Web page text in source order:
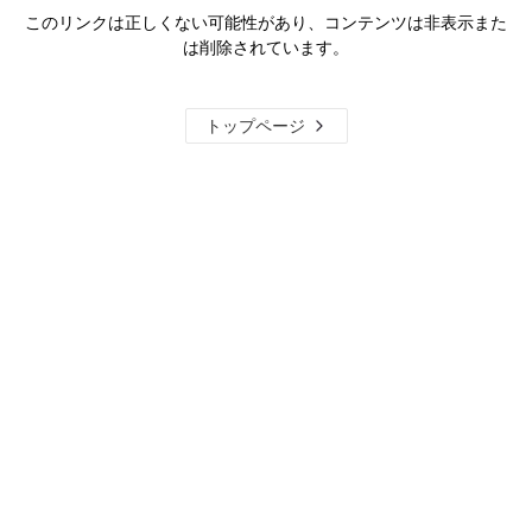
このリンクは正しくない可能性があり、コンテンツは非表示また
は削除されています。
トップページ